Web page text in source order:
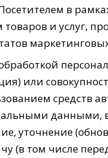
в
товаров и услуг,
или
средств
данными,
уточнение
(в том числе